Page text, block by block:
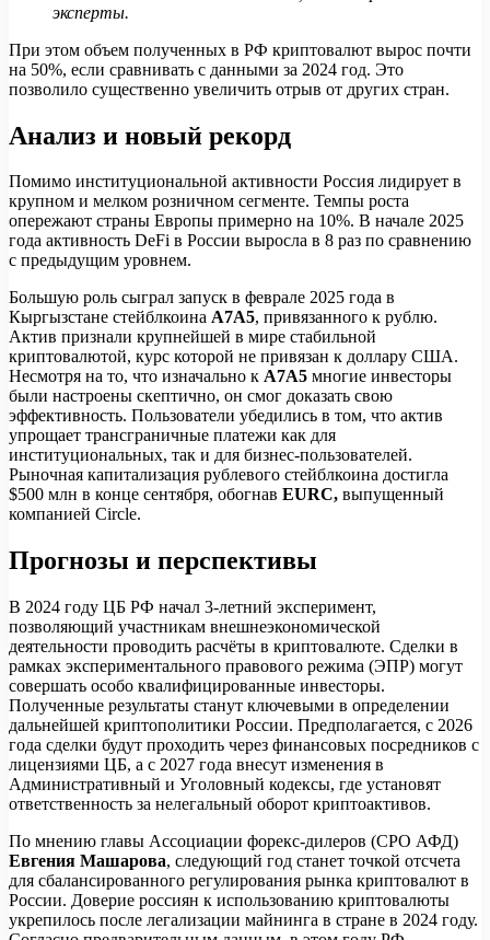
эксперты.
При этом объем полученных в РФ криптовалют вырос почти
на 50%, если сравнивать с данными за 2024 год. Это
позволило существенно увеличить отрыв от других стран.
Анализ и новый рекорд
Помимо институциональной активности Россия лидирует в
крупном и мелком розничном сегменте. Темпы роста
опережают страны Европы примерно на 10%. В начале 2025
года активность DeFi в России выросла в 8 раз по сравнению
с предыдущим уровнем.
Большую роль сыграл запуск в феврале 2025 года в
Кыргызстане стейблкоина A7A5, привязанного к рублю.
Актив признали крупнейшей в мире стабильной
криптовалютой, курс которой не привязан к доллару США.
Несмотря на то, что изначально к A7A5 многие инвесторы
были настроены скептично, он смог доказать свою
эффективность. Пользователи убедились в том, что актив
упрощает трансграничные платежи как для
институциональных, так и для бизнес-пользователей.
Рыночная капитализация рублевого стейблкоина достигла
$500 млн в конце сентября, обогнав EURC, выпущенный
компанией Circle.
Прогнозы и перспективы
В 2024 году ЦБ РФ начал 3-летний эксперимент,
позволяющий участникам внешнеэкономической
деятельности проводить расчёты в криптовалюте. Сделки в
рамках экспериментального правового режима (ЭПР) могут
совершать особо квалифицированные инвесторы.
Полученные результаты станут ключевыми в определении
дальнейшей криптополитики России. Предполагается, с 2026
года сделки будут проходить через финансовых посредников с
лицензиями ЦБ, а с 2027 года внесут изменения в
Административный и Уголовный кодексы, где установят
ответственность за нелегальный оборот криптоактивов.
По мнению главы Ассоциации форекс-дилеров (СРО АФД)
Евгения Машарова, следующий год станет точкой отсчета
для сбалансированного регулирования рынка криптовалют в
России. Доверие россиян к использованию криптовалюты
укрепилось после легализации майнинга в стране в 2024 году.